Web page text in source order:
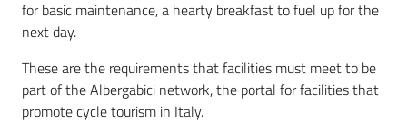
Seguici
su
for basic maintenance, a hearty breakfast to fuel up for the
next day.
These are the requirements that facilities must meet to be
part of the Albergabici network, the portal for facilities that
promote cycle tourism in Italy.